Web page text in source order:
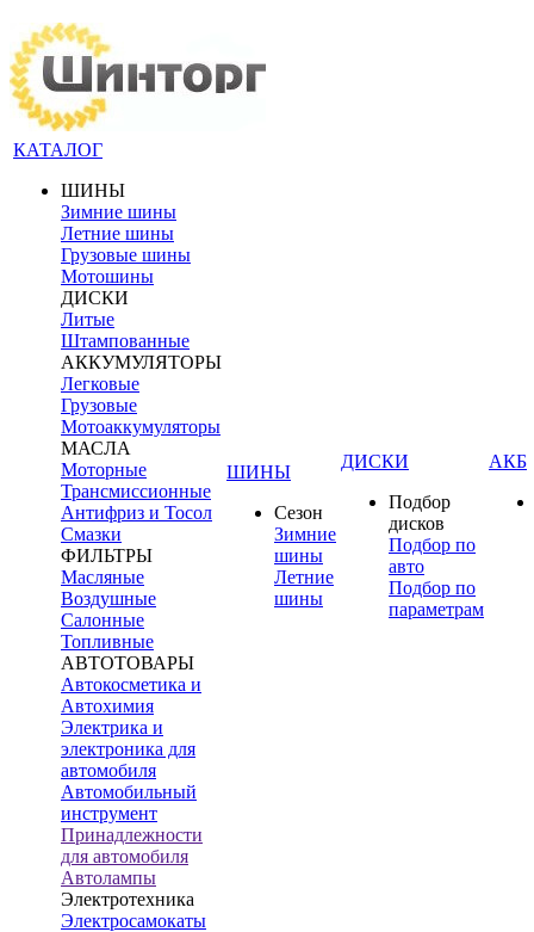
КАТАЛОГ
ШИНЫ
Зимние шины
Летние шины
Грузовые шины
Мотошины
ДИСКИ
Литые
Штампованные
АККУМУЛЯТОРЫ
Легковые
Грузовые
Мотоаккумуляторы
МАСЛА
Моторные
Трансмиссионные
Антифриз и Тосол
Смазки
ФИЛЬТРЫ
Масляные
Воздушные
Салонные
Топливные
АВТОТОВАРЫ
Автокосметика и
Автохимия
Электрика и
электроника для
автомобиля
Автомобильный
инструмент
Принадлежности
для автомобиля
Автолампы
Электротехника
Электросамокаты
ШИНЫ
Сезон
Зимние
шины
Летние
шины
ДИСКИ
Подбор
дисков
Подбор по
авто
Подбор по
параметрам
АКБ